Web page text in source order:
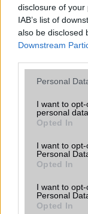
disclosure of
IAB’s list of
also be disclosed
Downstream
Please note that
not limited to
grant or deny
use your data for
consent section.
Personal
I want to
personal data.
Opted In
I want to
Personal
Opted In
I want to
Personal
Opted In
Organizer
T9 szótár
Extrák
Vibra jelzés
SIM-ek száma